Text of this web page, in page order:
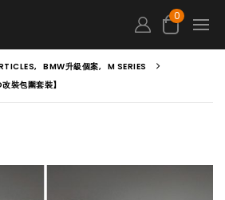
0
, BMW升級個案, M SERIES
裝包圍套裝】